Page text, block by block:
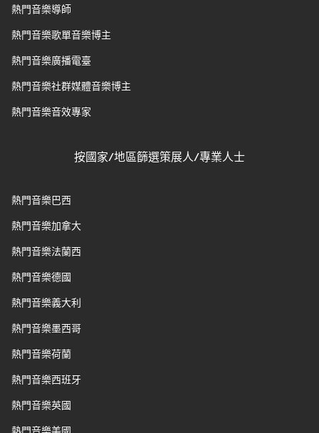
熱門音樂導師
熱門音樂歌單音樂博主
熱門音樂廣播電臺
熱門音樂社群媒體音樂博主
熱門音樂音效專家
按國家/地區篩選策展人/專業人士
熱門音樂巴西
熱門音樂加拿大
熱門音樂法蘭西
熱門音樂德國
熱門音樂義大利
熱門音樂墨西哥
熱門音樂荷蘭
熱門音樂西班牙
熱門音樂英國